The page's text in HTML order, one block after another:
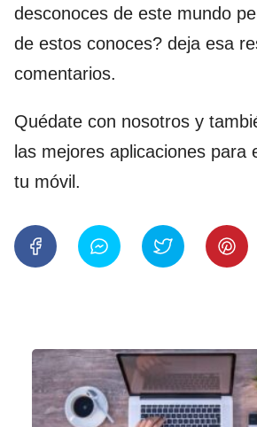
desconoces de este mundo
de estos conoces? deja esa
comentarios.
Quédate con nosotros y
las mejores aplicaciones para
tu móvil.